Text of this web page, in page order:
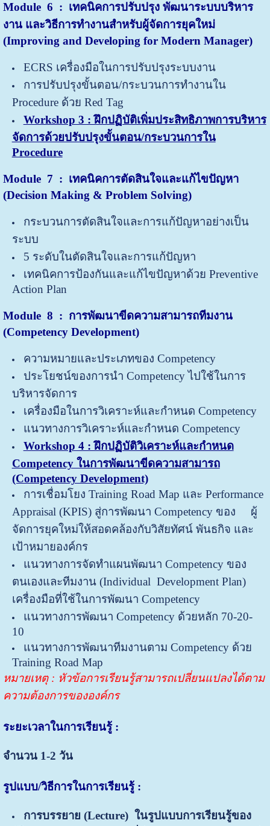
Module 6 : เทคนิคการปรับปรุง พัฒนาระบบบริหาร
งาน และวิธีการทำงานสำหรับผู้จัดการยุคใหม่
(Improving and Developing for Modern Manager)
ECRS เครื่องมือในการปรับปรุงระบบงาน
การปรับปรุงขั้นตอน/กระบวนการทำงานใน
Procedure ด้วย Red Tag
Workshop 3 : ฝึกปฏิบัติเพิ่มประสิทธิภาพการบริหาร
จัดการด้วยปรับปรุงขั้นตอน/กระบวนการใน
Procedure
Module 7 : เทคนิคการตัดสินใจและแก้ไขปัญหา
(Decision Making & Problem Solving)
กระบวนการตัดสินใจและการแก้ปัญหาอย่างเป็น
ระบบ
5 ระดับในตัดสินใจและการแก้ปัญหา
เทคนิคการป้องกันและแก้ไขปัญหาด้วย Preventive
Action Plan
Module 8 : การพัฒนาขีดความสามารถทีมงาน
(Competency Development)
ความหมายและประเภทของ Competency
ประโยชน์ของการนำ Competency ไปใช้ในการ
บริหารจัดการ
เครื่องมือในการวิเคราะห์และกำหนด Competency
แนวทางการวิเคราะห์และกำหนด Competency
Workshop 4 : ฝึกปฏิบัติวิเคราะห์และกำหนด
Competency ในการพัฒนาขีดความสามารถ
(Competency Development)
การเชื่อมโยง Training Road Map และ Performance
Appraisal (KPIS) สู่การพัฒนา Competency ของ ผู้
จัดการยุคใหม่ให้สอดคล้องกับวิสัยทัศน์ พันธกิจ และ
เป้าหมายองค์กร
แนวทางการจัดทำแผนพัฒนา Competency ของ
ตนเองและทีมงาน (Individual Development Plan)
เครื่องมือที่ใช้ในการพัฒนา Competency
แนวทางการพัฒนา Competency ด้วยหลัก 70-20-
10
แนวทางการพัฒนาทีมงานตาม Competency ด้วย
Training Road Map
หมายเหตุ : หัวข้อการเรียนรู้สามารถเปลี่ยนแปลงได้ตาม
ความต้องการขององค์กร
ระยะเวลาในการเรียนรู้ :
จำนวน 1-2 วัน
รูปแบบ/วิธีการในการเรียนรู้ :
การบรรยาย (Lecture) ในรูปแบบการเรียนรู้ของ